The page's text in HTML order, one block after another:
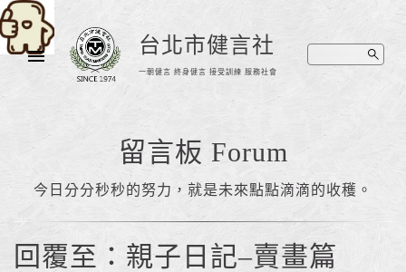
台北市健言社
一朝健言 終身健言 接受訓練 服務社會
留言板 Forum
今日分分秒秒的努力，就是未來點點滴滴的收穫。
回覆至：親子日記–賣畫篇